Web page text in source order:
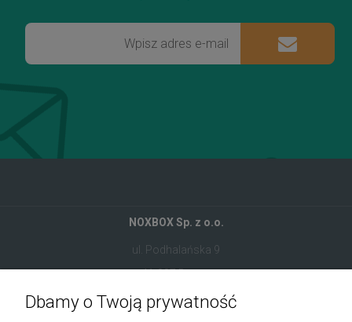
NOXBOX Sp. z o.o.
ul. Podhalańska 9
41-907 Bytom
+48 534 555 344
Dbamy o Twoją prywatność